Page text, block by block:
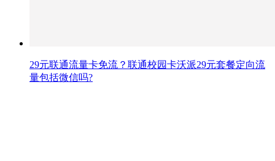
29元联通流量卡免流？联通校园卡沃派29元套餐定向流
量包括微信吗?